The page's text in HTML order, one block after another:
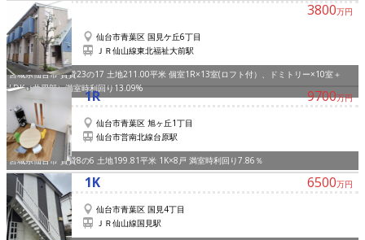
3800万円
仙台市青葉区 国見ケ丘6丁目
ＪＲ仙山線東北福祉大前駅
宮城県仙台市 賃貸23の17 土地211.00平米 個室1R×13室(ロフト付）、ドミトリー×10室＋
LDK（共用部）満室時利回り13.09%
9700万円
1R
仙台市青葉区 旭ヶ丘1丁目
仙台市営南北線台原駅
宮城県仙台市 賃貸8の6 土地199.81平米 1K×8戸 満室時利回り7.86％
6500万円
1K
仙台市青葉区 国見4丁目
ＪＲ仙山線国見駅